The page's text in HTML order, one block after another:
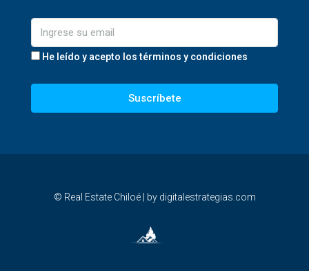
He leído y acepto los términos y condiciones
Suscríbete
© Real Estate Chiloé | by digitalestrategias.com